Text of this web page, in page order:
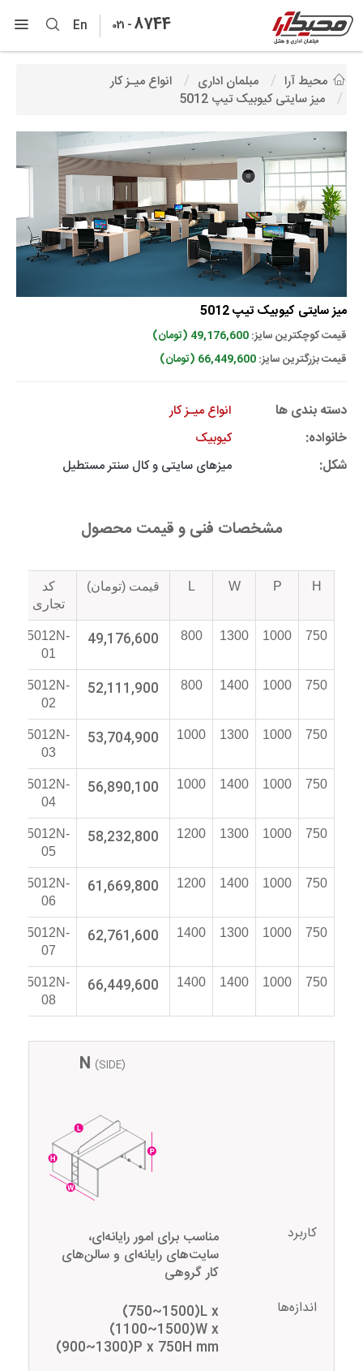
En 021 -8744
محیط آرا مبلمان اداری
انواع میـز کار
میز سایتی کیوبیک تیپ 5012
میز سایتی کیوبیک تیپ 5012
قیمت کوچکترین سایز:49,176,600 (تومان)
قیمت بزرگترین سایز:66,449,600 (تومان)
دسته بندی ها انواع میـز کار
خانواده: کیوبیک
شکل: میزهای سایتی و کال سنتر مستطیل
مشخصات فنی و قیمت محصول
H
P
W
L قیمت (تومان)
کد
تجاری
750
1000
1300
800
49,176,600
5012N-
01
750
1000
1400
800
52,111,900
5012N-
02
750
1000
1300
1000
53,704,900
5012N-
03
750
1000
1400
1000
56,890,100
5012N-
04
750
1000
1300
1200
58,232,800
5012N-
05
750
1000
1400
1200
61,669,800
5012N-
06
750
1000
1300
1400
62,761,600
5012N-
07
750
1000
1400
1400
66,449,600
5012N-
08
N (SIDE)
کاربرد
مناسب برای امور رایانه‌ای،
سایت‌های رایانه‌ای و سالن‌های
کار گروهی
اندازه‌ها
(750~1500)L x
(1100~1500)W x
(900~1300)P x 750H mm